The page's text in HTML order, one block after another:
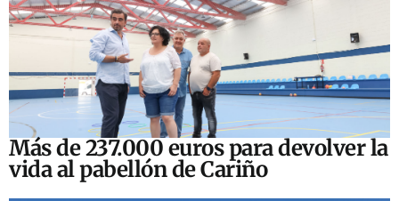
Más de 237.000 euros para devolver la
vida al pabellón de Cariño